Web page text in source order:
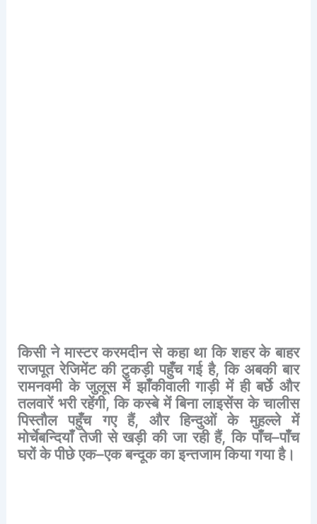
किसी ने मास्टर करमदीन से कहा था कि शहर के बाहर
राजपूत रेजिमेंट की टुकड़ी पहुँच गई है,कि अबकी बार
रामनवमी के जुलूस में झाँकीवाली गाड़ी में ही बर्छे और
तलवारें भरी रहेंगी,कि कस्बे में बिना लाइसेंस के चालीस
पिस्तौल पहुँच गए हैं,और हिन्दुओं के मुहल्ले में
मोर्चेबन्दियाँ तेजी से खड़ी की जा रही हैं,कि पाँच–पाँच
घरोंकेपीछेएक–एकबन्दूककाइन्तजामकियागयाहै।